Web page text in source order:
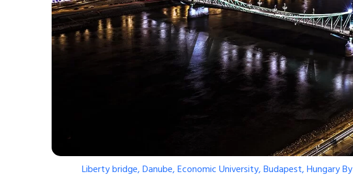
Liberty bridge, Danube, Economic University, Budapest, HungaryBy